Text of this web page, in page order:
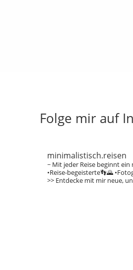
Folge mir auf
minimalistisch.reisen
~ Mit jeder Reise beginnt ein
•Reise-begeisterte👣🌄
>> Entdecke mit mir neue,